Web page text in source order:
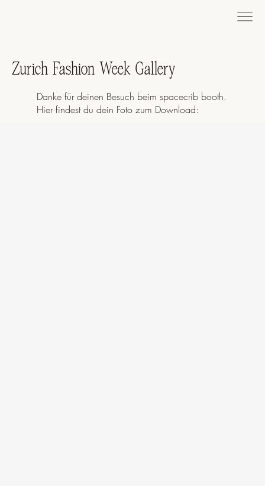
Zurich Fashion Week Gallery
Danke für deinen Besuch beim spacecrib booth.
Hier findest du dein Foto zum Download: